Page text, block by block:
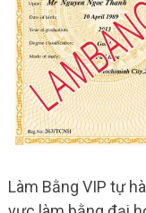
Làm Bằng VIP tự